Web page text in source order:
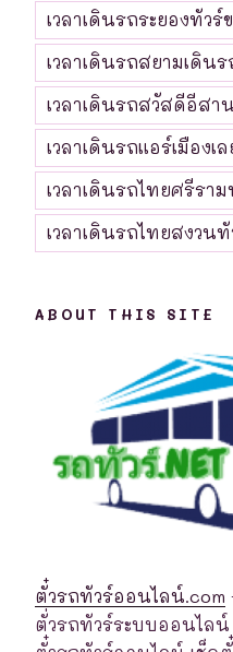
เวลาเดินรถระยองทัวร์
เวลาเดินรถสยามเดินร
เวลาเดินรถสวัสดีอีสาน
เวลาเดินรถแอร์เมืองเล
เวลาเดินรถไทยศรีรา
เวลาเดินรถไทยสงวน
ABOUT THIS SITE
ตั๋วรถทัวร์ออนไลน์.com
ตั่วรถทัวร์ระบบออนไล